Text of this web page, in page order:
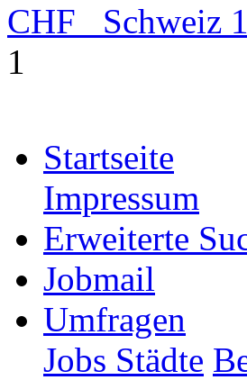
CHF Schweiz
1
Startseite
Impressum
Erweiterte
Jobmail
Umfragen
Jobs Städte